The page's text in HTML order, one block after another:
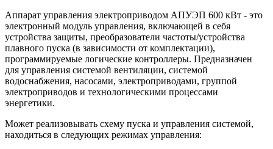
Аппарат управления электроприводом АПУЭП 600 кВт - это
электронный модуль управления, включающей в себя
устройства защиты, преобразователи частоты/устройства
плавного пуска (в зависимости от комплектации),
программируемые логические контроллеры. Предназначен
для управления системой вентиляции, системой
водоснабжения, насосами, электроприводами, группой
электроприводов и технологическими процессами
энергетики.
Может реализовывать схему пуска и управления системой,
находиться в следующих режимах управления: